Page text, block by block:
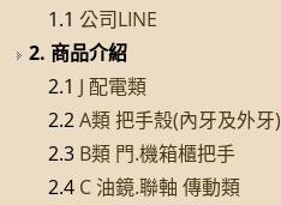
1.1 公司LINE
2. 商品介紹
2.1 J 配電類
2.2A類 把手殼(內牙及外牙)
2.3 B類 門.機箱櫃把手
2.4 C 油鏡.聯軸 傳動類